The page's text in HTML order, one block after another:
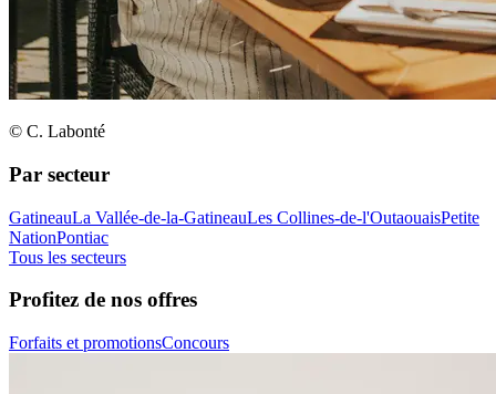
© C. Labonté
Par secteur
GatineauLa Vallée-de-la-GatineauLes Collines-de-l'OutaouaisPetite
NationPontiac
Tous les secteurs
Profitez de nos offres
Forfaits et promotionsConcours